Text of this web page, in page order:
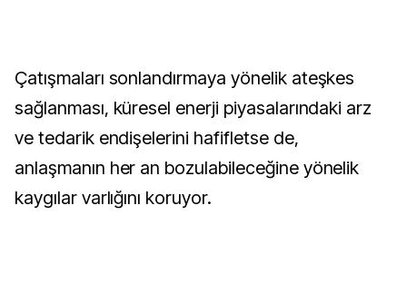
Çatışmaları sonlandırmaya yönelik ateşkes
sağlanması, küresel enerji piyasalarındaki arz
ve tedarik endişelerini hafifletse de,
anlaşmanın her an bozulabileceğine yönelik
kaygılar varlığını koruyor.